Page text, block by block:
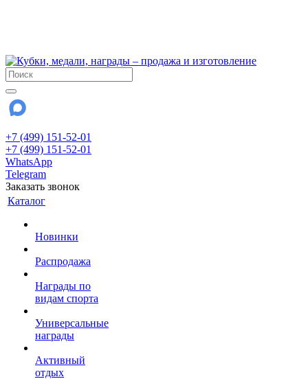
+7 (499) 151-52-01
+7 (499) 151-52-01
WhatsApp
Telegram
Заказать звонок
Каталог
Новинки
Распродажа
Награды по
видам спорта
Универсальные
награды
Активный
отдых